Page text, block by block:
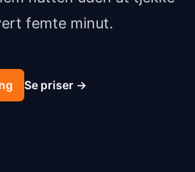
femte minut.
Se priser →